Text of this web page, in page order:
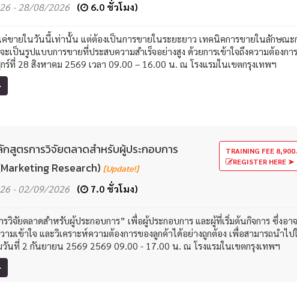
- 28/08/2026 ( 6.0 ชั่วโมง)
ค่ขายในวันนี้เท่านั้น แต่ต้องเป็นการขายในระยะยาว เทคนิคการขายในลักษณ
ะเป็นรูปแบบการขายที่ประสบความสำเร็จอย่างสูง ด้วยการเข้าใจถึงความต้องก
ร์ที่ 28 สิงหาคม 2569 เวลา 09.00 – 16.00 น. ณ โรงแรมในเขตกรุงเทพฯ
สูตรการวิจัยตลาดสำหรับผู้ประกอบการ
Research) [Update!]
- 02/09/2026 ( 7.0 ชั่วโมง)
TRAINING FEE
REGISTER HERE ➤
รวิจัยตลาดสำหรับผู้ประกอบการ” เพื่อผู้ประกอบการ และผู้ที่เริ่มต้นกิจการ ซึ่งอ
มเข้าใจ และวิเคราะห์ความต้องการของลูกค้าได้อย่างถูกต้อง เพื่อสามารถนำ
วันที่ 2 กันยายน 2569 2569 09.00 - 17.00 น. ณ โรงแรมในเขตกรุงเทพฯ